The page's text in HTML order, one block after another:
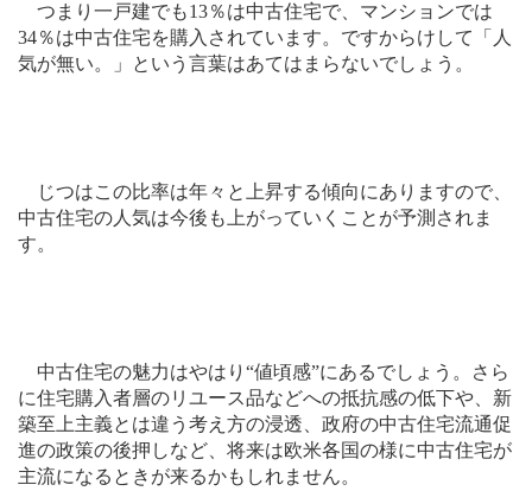
つまり一戸建でも13％は中古住宅で、マンションでは
34％は中古住宅を購入されています。ですからけして「人
気が無い。」という言葉はあてはまらないでしょう。
じつはこの比率は年々と上昇する傾向にありますので、
中古住宅の人気は今後も上がっていくことが予測されま
す。
中古住宅の魅力はやはり“値頃感”にあるでしょう。さら
に住宅購入者層のリユース品などへの抵抗感の低下や、新
築至上主義とは違う考え方の浸透、政府の中古住宅流通促
進の政策の後押しなど、将来は欧米各国の様に中古住宅が
主流になるときが来るかもしれません。